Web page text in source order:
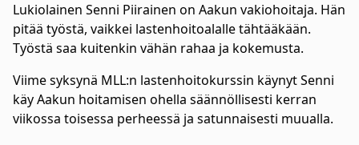
Lukiolainen Senni Piirainen on Aakun vakiohoitaja. Hän
pitää työstä, vaikkei lastenhoitoalalle tähtääkään.
Työstä saa kuitenkin vähän rahaa ja kokemusta.
Viime syksynä MLL:n lastenhoitokurssin käynyt Senni
käy Aakun hoitamisen ohella säännöllisesti kerran
viikossa toisessa perheessä ja satunnaisesti muualla.